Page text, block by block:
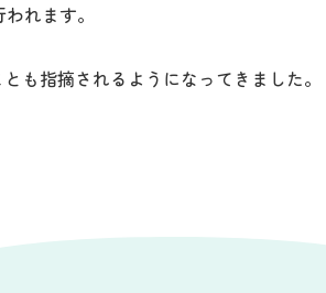
れます。
とも指摘されるようになってきました。